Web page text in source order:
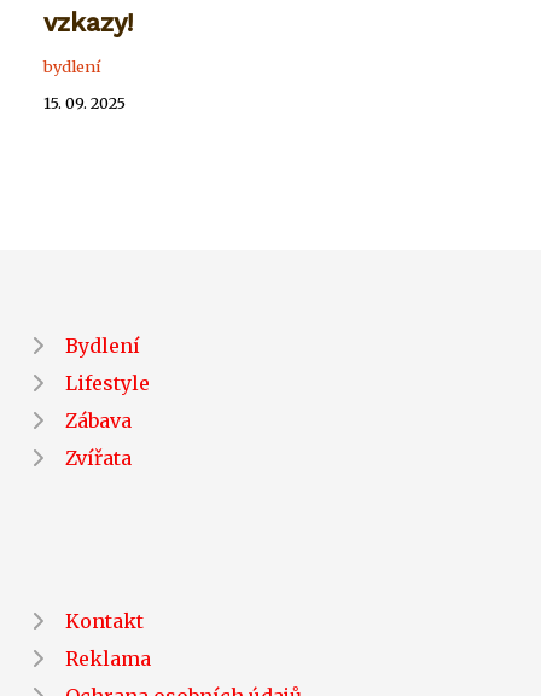
vzkazy!
bydlení
15. 09. 2025
Bydlení
Lifestyle
Zábava
Zvířata
Kontakt
Reklama